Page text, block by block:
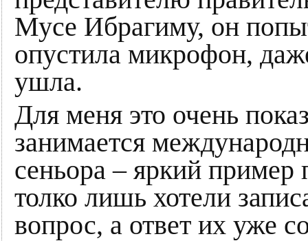
Мусе Ибрагиму, он
опустила микрофон,
ушла.
Для меня это очень
занимается
сеньора – яркий
толко лишь хотели
вопрос, а ответ их уже